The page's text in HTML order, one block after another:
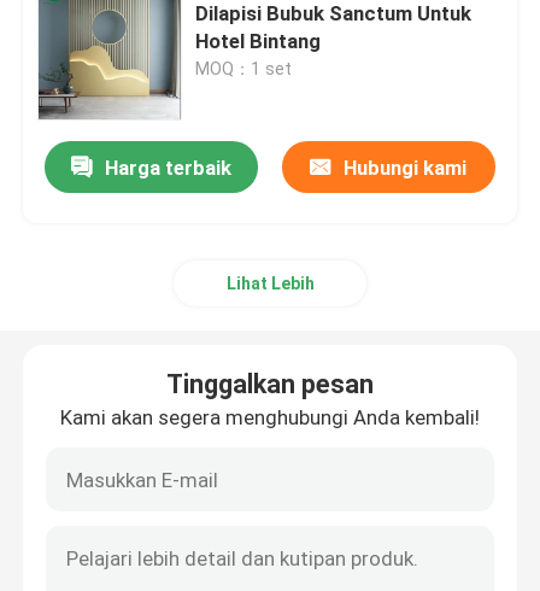
Tampilan VR
Tentang kami
Tur Pabrik
Permintaan Penawaran
Dilapisi Bubuk Sanctum Untuk
Hotel Bintang
MOQ：1 set
Harga terbaik Hubungi kami
Lihat Lebih
Tinggalkan pesan
Kami akan segera menghubungi Anda kembali!